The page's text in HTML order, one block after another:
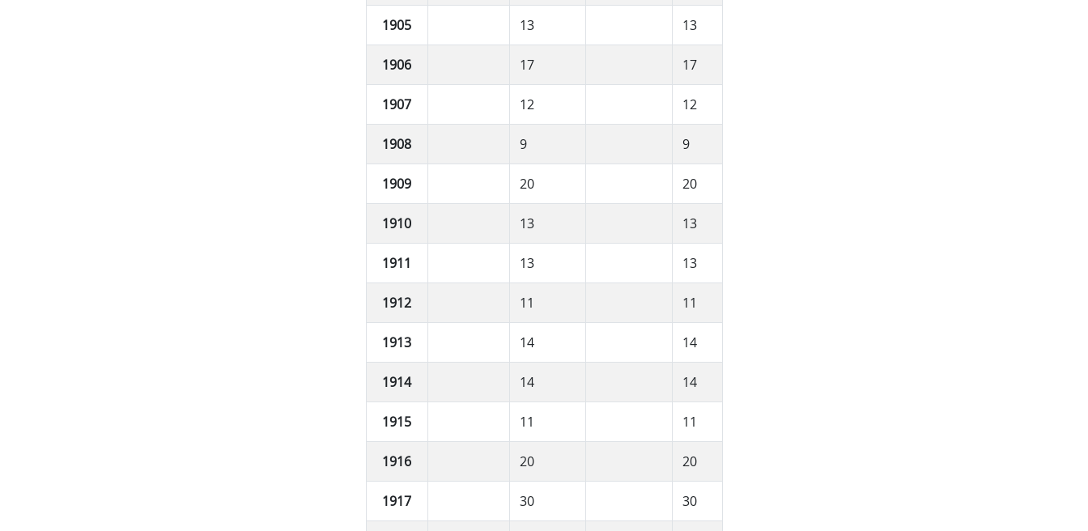
1905 13 13
1906 17 17
1907 12 12
1908 9 9
1909 20 20
1910 13 13
1911 13 13
1912 11 11
1913 14 14
1914 14 14
1915 11 11
1916 20 20
1917 30 30